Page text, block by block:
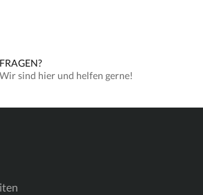
Wir sind hier und helfen gerne!